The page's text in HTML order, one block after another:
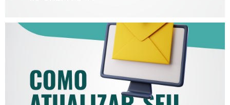
COMO ATUALIZAR SEU E-